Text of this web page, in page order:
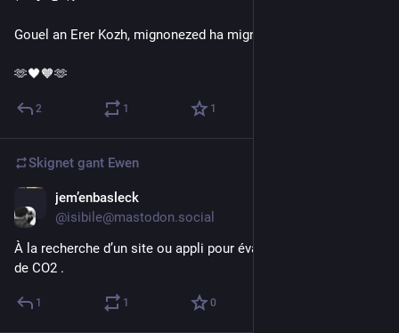
Gouel an Erer Kozh, mignonezed ha mignoned !
🫶🖤🧡🫶
2 1 1
Skignet gant Ewen
jem’enbasleck
@isibile@mastodon.social
À la recherche d’un site ou appli pour évaluer mon émission
de CO2 .
1 1 0